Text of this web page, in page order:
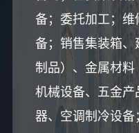
备；委托加工；
备；销售集装箱
制品）、金属材料
机械设备、五金
器、空调制冷设